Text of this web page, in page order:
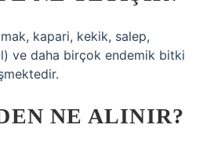
kapari, kekik, salep,
ve daha birçok endemik bitki
NE ALINIR?